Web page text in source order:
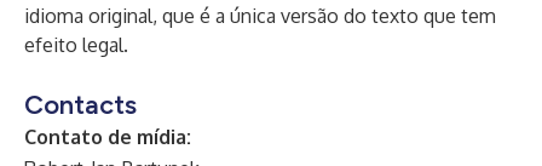
idioma original, que é a única versão do texto que tem
efeito legal.
Contacts
Contato de mídia: